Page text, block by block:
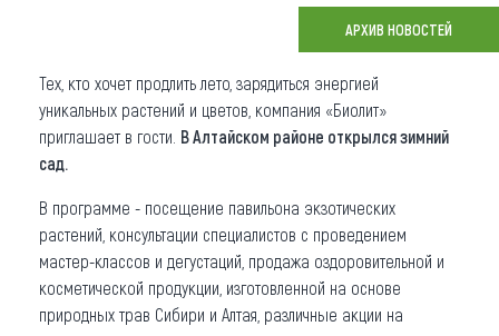
О регионе
Коллекция впечатлений
АРХИВ НОВОСТЕЙ
Тех, кто хочет продлить лето, зарядиться энергией
уникальных растений и цветов, компания «Биолит»
приглашает в гости. В Алтайском районе открылся зимний
сад.
В программе - посещение павильона экзотических
растений, консультации специалистов с проведением
мастер-классов и дегустаций, продажа оздоровительной и
косметической продукции, изготовленной на основе
природных трав Сибири и Алтая, различные акции на